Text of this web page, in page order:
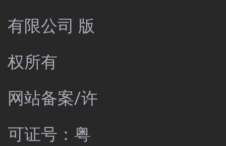
有限公司 版
权所有
网站备案/许
可证号： 粤